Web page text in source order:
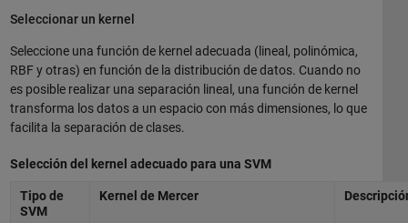
Seleccionar un kernel
Seleccione una función de kernel adecuada (lineal, polinómica,
RBF y otras) en función de la distribución de datos. Cuando no
es posible realizar una separación lineal, una función de kernel
transforma los datos a un espacio con más dimensiones, lo que
facilita la separación de clases.
Selección del kernel adecuado para una SVM
Tipo de
SVM
Kernel de Mercer